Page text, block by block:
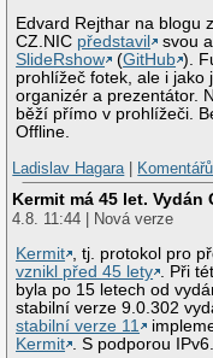
Edvard Rejthar na blogu
CZ.NIC představil
svou
SlideRshow
(GitHub ).
prohlížeč fotek, ale i jako
organizér a prezentátor.
běží přímo v prohlížeči.
Offline.
Ladislav Hagara |
Kermit má 45 let. Vydán
4.8. 11:44 | Nová verze
Kermit , tj. protokol pro
vznikl před 45 lety . Při
byla po 15 letech od
stabilní verze 9.0.302
stabilní verze 11
Kermit . S podporou IPv6.